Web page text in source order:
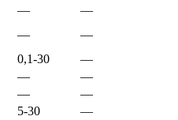
—
—
—
—
0,1-30
—
—
—
—
—
5-30
—